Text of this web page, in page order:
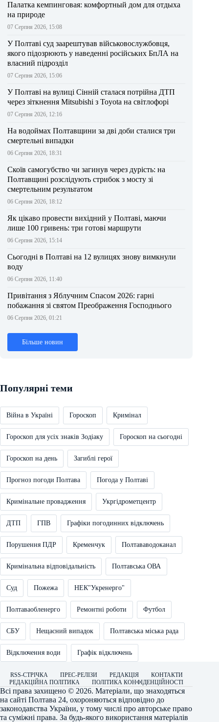
Палатка кемпинговая: комфортный дом для отдыха
на природе
07 Серпня 2026, 15:08
У Полтаві суд заарештував військовослужбовця,
якого підозрюють у наведенні російських БпЛА на
власний підрозділ
07 Серпня 2026, 15:06
У Полтаві на вулиці Сінній сталася потрійна ДТП
через зіткнення Mitsubishi з Toyota на світлофорі
07 Серпня 2026, 12:16
На водоймах Полтавщини за дві доби сталися три
смертельні випадки
06 Серпня 2026, 18:31
Скоїв самогубство чи загинув через дурість: на
Полтавщині розслідують стрибок з мосту зі
смертельним результатом
06 Серпня 2026, 18:12
Як цікаво провести вихідний у Полтаві, маючи
лише 100 гривень: три готові маршрути
06 Серпня 2026, 15:14
Сьогодні в Полтаві на 12 вулицях знову вимкнули
воду
06 Серпня 2026, 11:40
Привітання з Яблучним Спасом 2026: гарні
побажання зі святом Преображення Господнього
06 Серпня 2026, 01:21
Більше новин
Популярні теми
Війна в Україні Гороскоп Кримінал
Гороскоп для усіх знаків Зодіаку Гороскоп на сьогодні
Гороскоп на день Загиблі герої
Прогноз погоди Полтава Погода у Полтаві
Кримінальне провадження Укргідрометцентр
ДТП ГПВ Графіки погодинних відключень
Порушення ПДР Кременчук Полтававодоканал
Кримінальна відповідальність Полтавська ОВА
Суд Пожежа НЕК"Укренерго"
Полтаваобленерго Ремонтні роботи Футбол
СБУ Нещасний випадок Полтавська міська рада
Відключення води Графік відключень
RSS-СТРІЧКА ПРЕС-РЕЛІЗИ РЕДАКЦІЯ
КОНТАКТИ
РЕДАКЦІЙНА ПОЛІТИКА
ПОЛІТИКА КОНФІДЕНЦІЙНОСТІ
Всі права захищено © 2026. Матеріали, що знаходяться
на сайті Полтава 24, охороняються відповідно до
законодавства України, у тому числі про авторське право
та суміжні права. За будь-якого використання матеріалів